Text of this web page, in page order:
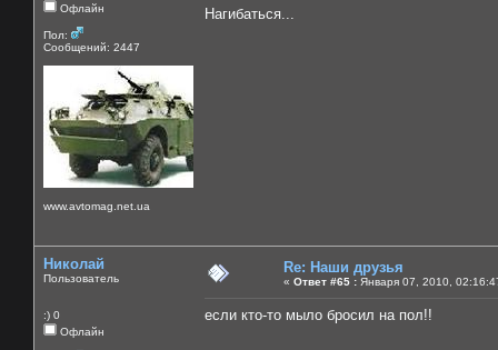
Офлайн
Пол:
Сообщений: 2447
www.avtomag.net.ua
Нагибаться...
Николай
Пользователь
:) 0
Офлайн
Re: Наши друзья
« Ответ #65 : Января 07, 2010,
если кто-то мыло бросил на пол!!